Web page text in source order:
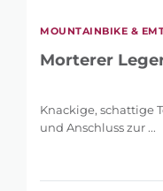
MOUNTAINBIKE &
Morterer
Knackige, schattige
und Anschluss zur ...